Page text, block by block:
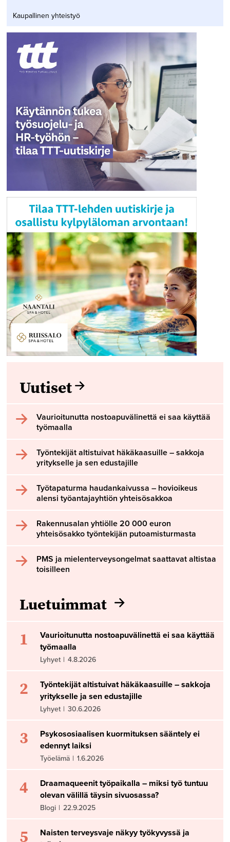
Kaupallinen yhteistyö
Uutiset
Vaurioitunutta nostoapuvälinettä ei saa käyttää
työmaalla
Työntekijät altistuivat häkäkaasuille – sakkoja
yritykselle ja sen edustajille
Työtapaturma haudankaivussa – hovioikeus
alensi työantajayhtiön yhteisösakkoa
Rakennusalan yhtiölle 20 000 euron
yhteisösakko työntekijän putoamisturmasta
PMS ja mielenterveysongelmat saattavat altistaa
toisilleen
Luetuimmat
1
Vaurioitunutta nostoapuvälinettä ei saa käyttää
työmaalla
Lyhyet | 4.8.2026
2
Työntekijät altistuivat häkäkaasuille – sakkoja
yritykselle ja sen edustajille
Lyhyet | 30.6.2026
3
Psykososiaalisen kuormituksen sääntely ei
edennyt laiksi
Työelämä | 1.6.2026
4
Draamaqueenit työpaikalla – miksi työ tuntuu
olevan välillä täysin sivuosassa?
Blogi | 22.9.2025
5
Naisten terveysvaje näkyy työkyvyssä ja